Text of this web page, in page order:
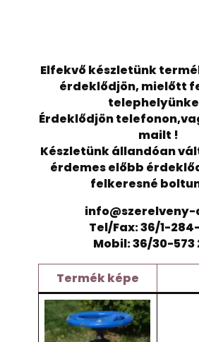
Elfekvő készletünk
érdeklődjön, mielőtt
Érdeklődjön
mailt !
Készletünk állandóan
érdemes előbb
felkeresné
Tel/Fax: 36/1-
Mobil: 36/30-573
Termékképe